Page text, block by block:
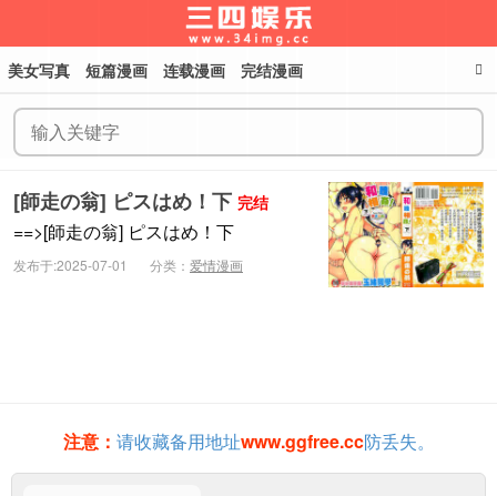
美女写真 短篇漫画 连载漫画 完结漫画
[師走の翁] ピスはめ！下 完结
==>[師走の翁] ピスはめ！下
发布于:2025-07-01 分类： 爱情漫画
注意： 请收藏备用地址www.ggfree.cc防丢失。